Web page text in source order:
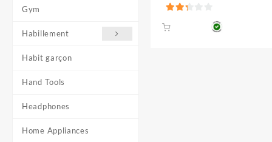
Gym
Habillement
Habit garçon
Hand Tools
Headphones
Home Appliances
sur 5